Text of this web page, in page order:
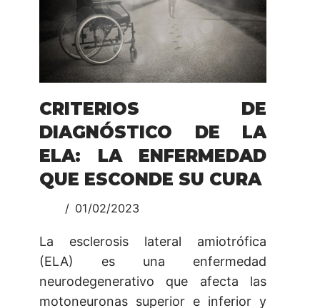
CRITERIOS DE
DIAGNÓSTICO DE LA
ELA: LA ENFERMEDAD
QUE ESCONDE SU CURA
01/02/2023
La esclerosis lateral amiotrófica
(ELA) es una enfermedad
neurodegenerativo que afecta las
motoneuronas superior e inferior y